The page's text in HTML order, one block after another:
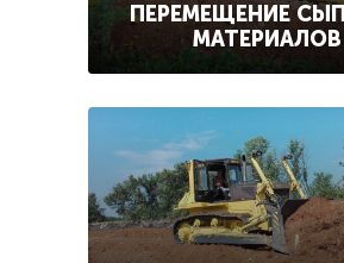
ПЕРЕМЕЩЕНИЕ
МАТЕРИАЛОВ